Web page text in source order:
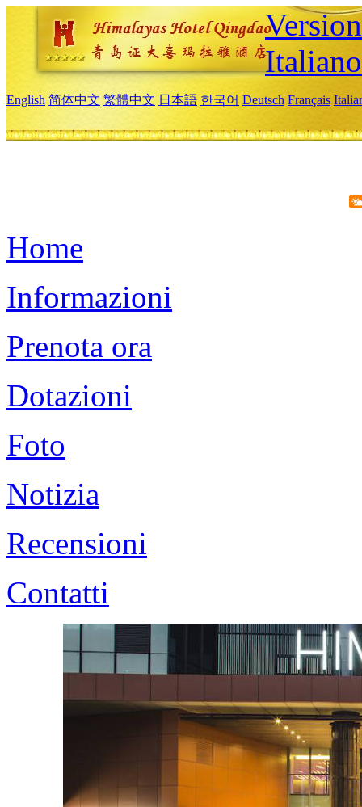
Italiano
English 简体中文 繁體中文 日本語 한국어 Deutsch Français
Home
Informazioni
Prenota ora
Dotazioni
Foto
Notizia
Recensioni
Contatti